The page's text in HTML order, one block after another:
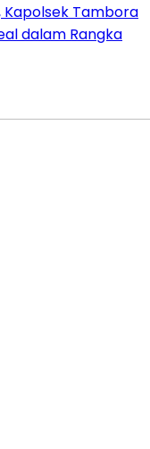
Kapolsek Tambora
dalam Rangka